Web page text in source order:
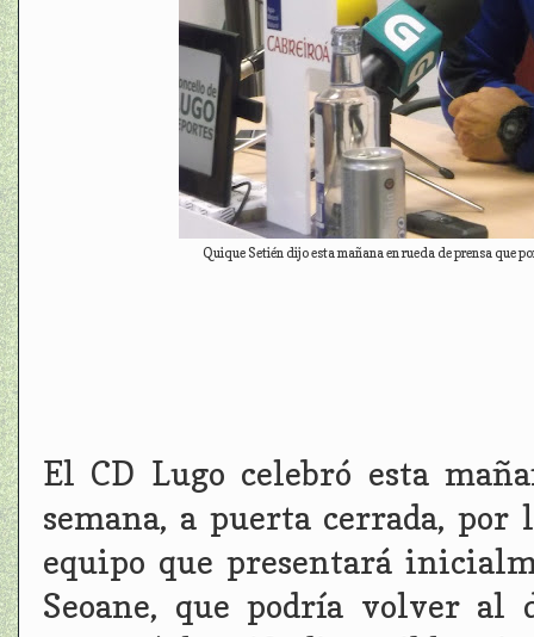
Quique Setién dijo esta mañana en rueda de prensa que
El CD Lugo celebró esta
semana, a puerta cerrada,
equipo que presentará
Seoane, que podría volver